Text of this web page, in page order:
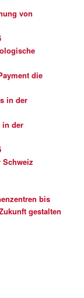
von
die
in der
in der
bis
gestalten